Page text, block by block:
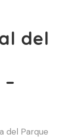
del
del Parque